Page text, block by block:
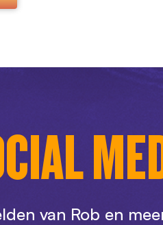
van Rob en